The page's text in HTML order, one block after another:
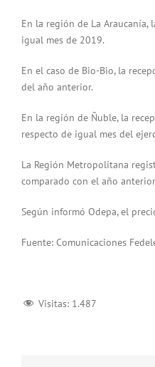
En la región de La
igual mes de 2019.
En el caso de Bio-Bio, la
del año anterior.
En la región de Ñuble, la
respecto de igual mes del
La Región Metropolitana
comparado con el año
Según informó Odepa, el
Fuente: Comunicaciones
Visitas: 1.487